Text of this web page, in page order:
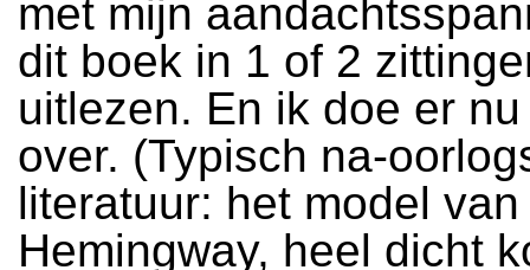
met mijn
dit boek in 1 of 2
uitlezen. En ik doe er
over. (Typisch na-
literatuur: het model van
Hemingway, heel dicht